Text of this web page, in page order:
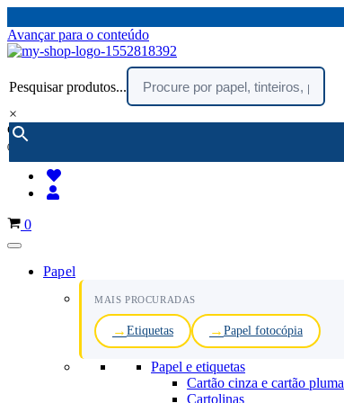
Avançar para o conteúdo
Pesquisar produtos...
×
encomendar por telefone :
(chamada rede fixa nacional)
Carrinho
0
Papel
MAIS PROCURADAS
Etiquetas Papel fotocópia
Papel e etiquetas
Cartão cinza e cartão pluma
Cartolinas